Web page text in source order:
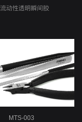
动性透明瞬间胶
MTS-003